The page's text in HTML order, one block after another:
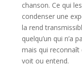
chanson. Ce qui
condenser une
la rend
quelqu’un qui n’a
mais qui reconnaît
voit ou entend.